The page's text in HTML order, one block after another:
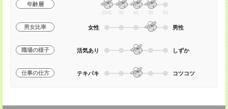
年齢層
20代 30 40 50 60
男女比率 女性 男性
職場の様子 活気あり しずか
仕事の仕方 テキパキ コツコツ